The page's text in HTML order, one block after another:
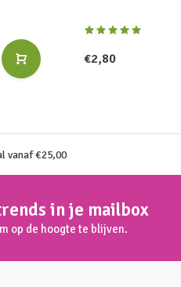
€2,80
vanaf €25,00
in je mailbox
op de hoogte te blijven.